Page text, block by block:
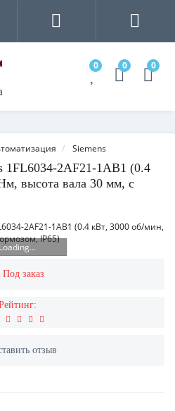
0 0 0
Siemens
1FL6034-2AF21-1AB1 (0.4
высота вала 30 мм, с
Loading...
Под заказ
отзыв